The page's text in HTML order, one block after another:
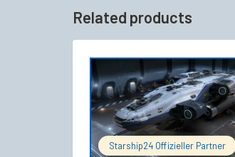
Related products
Starship24 Offizieller Partner
IN DEN